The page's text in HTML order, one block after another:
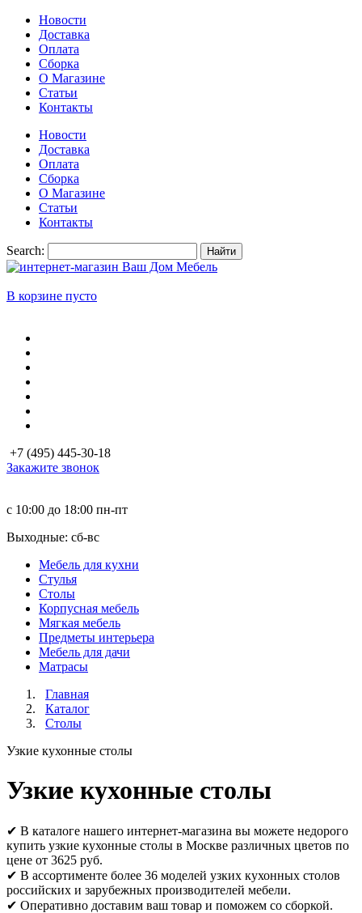
Новости
Доставка
Оплата
Сборка
О Магазине
Статьи
Контакты
Новости
Доставка
Оплата
Сборка
О Магазине
Статьи
Контакты
Search: Найти
В корзине пусто
+7 (495) 445-30-18
Закажите звонок
с 10:00 до 18:00 пн-пт
Выходные: сб-вc
Мебель для кухни
Стулья
Столы
Корпусная мебель
Мягкая мебель
Предметы интерьера
Мебель для дачи
Матраcы
Главная
Каталог
Столы
Узкие кухонные столы
Узкие кухонные столы
✔ В каталоге нашего интернет-магазина вы можете недорого
купить узкие кухонные столы в Москве различных цветов по
цене от 3625 руб.
✔ В ассортименте более 36 моделей узких кухонных столов
российских и зарубежных производителей мебели.
✔ Оперативно доставим ваш товар и поможем со сборкой.